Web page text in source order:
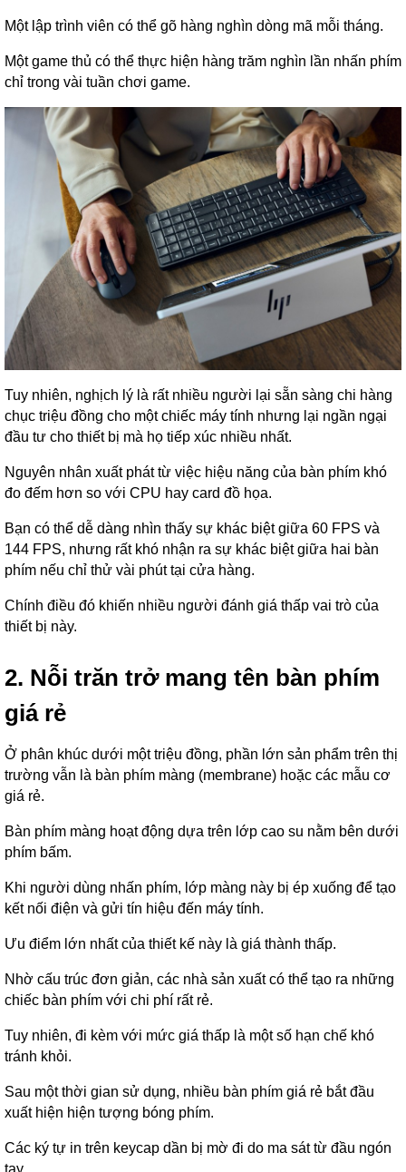
Một lập trình viên có thể gõ hàng nghìn dòng mã mỗi tháng.
Một game thủ có thể thực hiện hàng trăm nghìn lần nhấn phím
chỉ trong vài tuần chơi game.
Tuy nhiên, nghịch lý là rất nhiều người lại sẵn sàng chi hàng
chục triệu đồng cho một chiếc máy tính nhưng lại ngần ngại
đầu tư cho thiết bị mà họ tiếp xúc nhiều nhất.
Nguyên nhân xuất phát từ việc hiệu năng của bàn phím khó
đo đếm hơn so với CPU hay card đồ họa.
Bạn có thể dễ dàng nhìn thấy sự khác biệt giữa 60 FPS và
144 FPS, nhưng rất khó nhận ra sự khác biệt giữa hai bàn
phím nếu chỉ thử vài phút tại cửa hàng.
Chính điều đó khiến nhiều người đánh giá thấp vai trò của
thiết bị này.
2. Nỗi trăn trở mang tên bàn phím
giá rẻ
Ở phân khúc dưới một triệu đồng, phần lớn sản phẩm trên thị
trường vẫn là bàn phím màng (membrane) hoặc các mẫu cơ
giá rẻ.
Bàn phím màng hoạt động dựa trên lớp cao su nằm bên dưới
phím bấm.
Khi người dùng nhấn phím, lớp màng này bị ép xuống để tạo
kết nối điện và gửi tín hiệu đến máy tính.
Ưu điểm lớn nhất của thiết kế này là giá thành thấp.
Nhờ cấu trúc đơn giản, các nhà sản xuất có thể tạo ra những
chiếc bàn phím với chi phí rất rẻ.
Tuy nhiên, đi kèm với mức giá thấp là một số hạn chế khó
tránh khỏi.
Sau một thời gian sử dụng, nhiều bàn phím giá rẻ bắt đầu
xuất hiện hiện tượng bóng phím.
Các ký tự in trên keycap dần bị mờ đi do ma sát từ đầu ngón
tay.